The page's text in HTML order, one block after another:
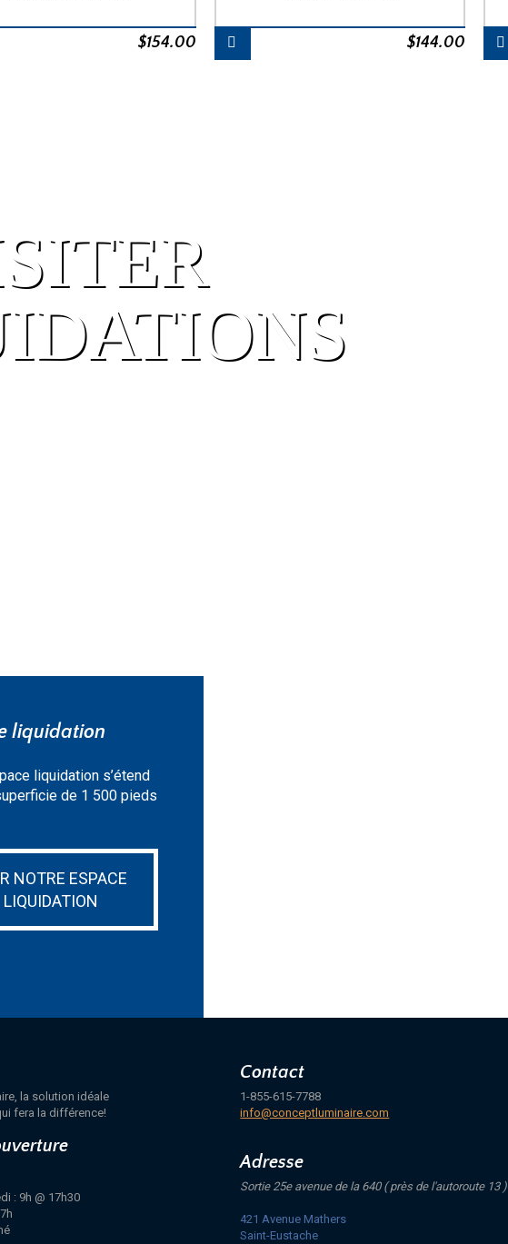
$154.00 $144.00
liquidation
liquidation s’étend
de 1 500 pieds
NOTRE ESPACE
LIQUIDATION
la solution idéale
fera la différence!
: 9h @ 17h30
Contact
1-855-615-7788
info@conceptluminaire.com
Adresse
Sortie 25e avenue de la 640 ( près de l'autoroute 13 )
421 Avenue Mathers
Saint-Eustache